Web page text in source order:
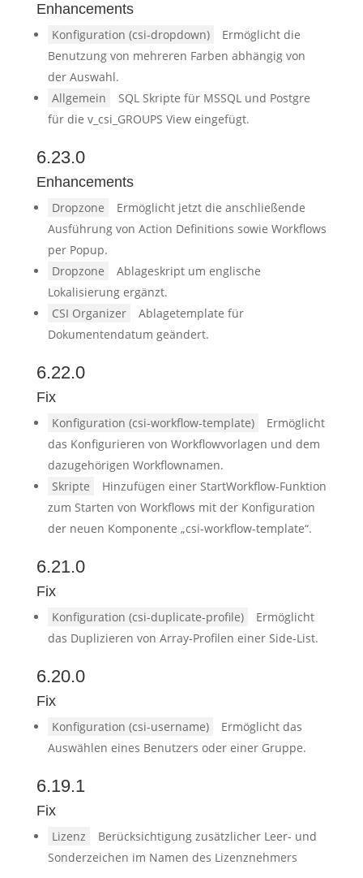
Enhancements
Konfiguration (csi-dropdown)
Ermöglicht die
Benutzung von mehreren Farben abhängig von
der Auswahl.
Allgemein
SQL Skripte für MSSQL und Postgre
für die v_csi_GROUPS View eingefügt.
6.23.0
Enhancements
Dropzone
Ermöglicht jetzt die anschließende
Ausführung von Action Definitions sowie Workflows
per Popup.
Dropzone
Ablageskript um englische
Lokalisierung ergänzt.
CSI Organizer
Ablagetemplate für
Dokumentendatum geändert.
6.22.0
Fix
Konfiguration (csi-workflow-template)
Ermöglicht
das Konfigurieren von Workflowvorlagen und dem
dazugehörigen Workflownamen.
Skripte
Hinzufügen einer StartWorkflow-Funktion
zum Starten von Workflows mit der Konfiguration
der neuen Komponente „csi-workflow-template“.
6.21.0
Fix
Konfiguration (csi-duplicate-profile)
Ermöglicht
das Duplizieren von Array-Profilen einer Side-List.
6.20.0
Fix
Konfiguration (csi-username)
Ermöglicht das
Auswählen eines Benutzers oder einer Gruppe.
6.19.1
Fix
Lizenz
Berücksichtigung zusätzlicher Leer- und
Sonderzeichen im Namen des Lizenznehmers